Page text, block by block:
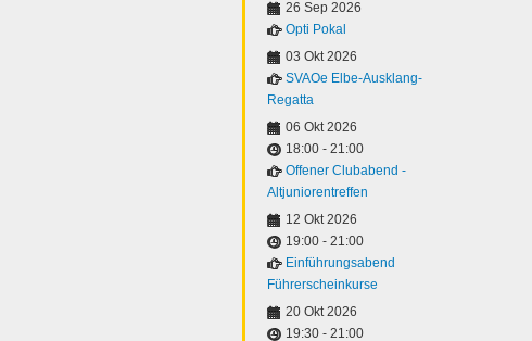
26 Sep 2026
Opti Pokal
03 Okt 2026
SVAOe Elbe-Ausklang-
Regatta
06 Okt 2026
18:00 - 21:00
Offener Clubabend -
Altjuniorentreffen
12 Okt 2026
19:00 - 21:00
Einführungsabend
Führerscheinkurse
20 Okt 2026
19:30 - 21:00